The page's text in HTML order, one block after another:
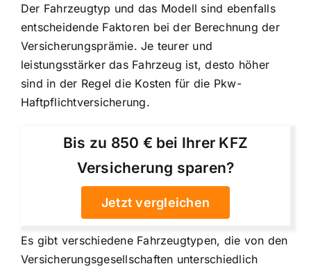
Der Fahrzeugtyp und das Modell sind ebenfalls
entscheidende Faktoren bei der Berechnung der
Versicherungsprämie. Je teurer und
leistungsstärker das Fahrzeug ist, desto höher
sind in der Regel die Kosten für die Pkw-
Haftpflichtversicherung.
Bis zu 850 € bei Ihrer KFZ
Versicherung sparen?
Jetzt vergleichen
Es gibt verschiedene Fahrzeugtypen, die von den
Versicherungsgesellschaften unterschiedlich